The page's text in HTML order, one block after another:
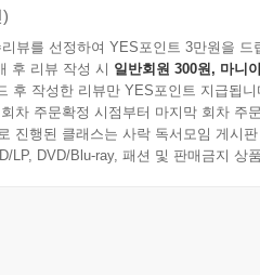
뷰를 선정하여 YES포인트 3만원을 드
후 리뷰 작성 시 일반회원 300원, 마니
후 작성한 리뷰만 YES포인트 지급됩니
차 주문확정 시점부터 마지막 회차 주
진행된 클래스는 사락 독서모임 게시
LP, DVD/Blu-ray, 패션 및 판매금지 상